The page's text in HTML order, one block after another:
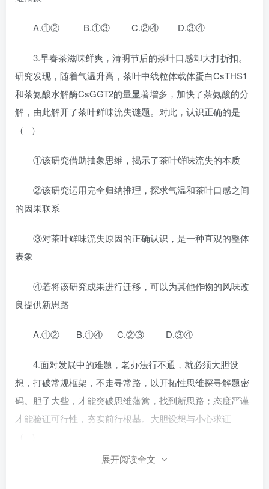
A.①② B.①③ C.②④ D.③④
3.早春茶滋味鲜爽，清明节后的茶叶口感却大打折扣。
研究发现，随着气温升高，茶叶中线粒体载体蛋白CsTHS1
和茶氨酸水解酶CsGGT2的量显著增多，加快了茶氨酸的分
解，由此解开了茶叶鲜味流失谜题。对此，认识正确的是
（ ）
①该研究借助抽象思维，揭示了茶叶鲜味流失的本质
②该研究运用完全归纳推理，探求气温和茶叶口感之间
的因果联系
③对茶叶鲜味流失原因的正确认识，是一种直观的整体
表象
④若将该研究成果进行迁移，可以为其他作物的风味改
良提供新思路
A.①② B.①④ C.②③ D.③④
4.面对发展中的难题，老办法行不通，就必须大胆设
想，打破常规框架，不走寻常路，以开拓性思维探寻解题密
码。胆子大些，才能突破思维藩篱，找到新思路；态度严谨
才能验证可行性，夯实前行根基。大胆设想与小心求证
①具有直接现实性，力求超前，推动认识不断深化
展开阅读全文